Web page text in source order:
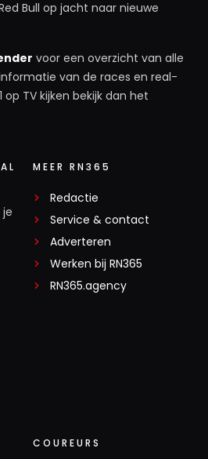
Bull op jacht naar nieuwe
voor een overzicht van alle
van de races en real-
TV kijken bekijk dan het
je
MEER RN365
Redactie
Service & contact
Adverteren
Werken bij RN365
RN365.agency
COUREURS